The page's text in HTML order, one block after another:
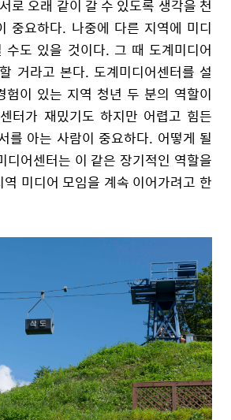
로 오래 같이 갈 수 있도록 생각을 천
중요하다. 나중에 다른 지역에 미디
수도 있을 것이다. 그 때 도계미디어
거라고 본다. 도계미디어센터를 설
험이 있는 지역 청년 두 분의 역할이
터가 재밌기도 하지만 어렵고 힘든
를 아는 사람이 중요하다. 어떻게 될
디어센터는 이 같은 장기적인 역할을
미디어 모임을 계속 이어가려고 한